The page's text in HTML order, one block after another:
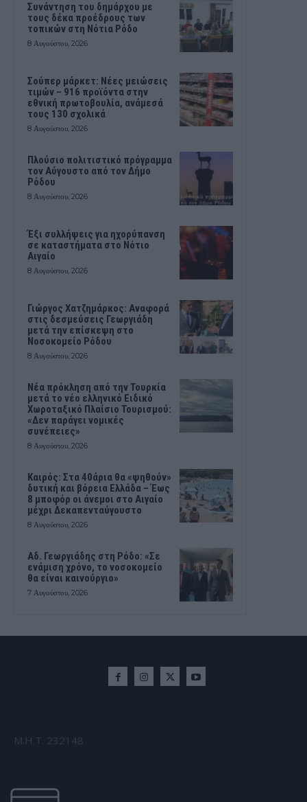
Συνάντηση του δημάρχου με
τους δέκα προέδρους των
τοπικών στη Νότια Ρόδο
8 Αυγούστου, 2026
Σούπερ μάρκετ: Νέες μειώσεις
τιμών – 916 προϊόντα στην
εθνική πρωτοβουλία, ανάμεσά
τους 130 σχολικά
8 Αυγούστου, 2026
Πλούσιο πολιτιστικό πρόγραμμα
τον Αύγουστο από τον Δήμο
Ρόδου
8 Αυγούστου, 2026
Έξι συλλήψεις για ηχορύπανση
σε καταστήματα στο Νότιο
Αιγαίο
8 Αυγούστου, 2026
Γιώργος Χατζημάρκος: Αναφορά
στις δεσμεύσεις Γεωργιάδη
μετά την επίσκεψη στο
Νοσοκομείο Ρόδου
8 Αυγούστου, 2026
Νέα πρόκληση από την Τουρκία
μετά το νέο ελληνικό Ειδικό
Χωροταξικό Πλαίσιο Τουρισμού:
«Δεν παράγει νομικές
συνέπειες»
8 Αυγούστου, 2026
Καιρός: Στα 40άρια θα «ψηθούν»
δυτική και βόρεια Ελλάδα – Έως
8 μποφόρ οι άνεμοι στο Αιγαίο
μέχρι Δεκαπενταύγουστο
8 Αυγούστου, 2026
Αδ. Γεωργιάδης στη Ρόδο: «Σε
ενάμιση χρόνο, το νοσοκομείο
θα είναι καινούργιο»
7 Αυγούστου, 2026
Μ.Η.Τ. 232148